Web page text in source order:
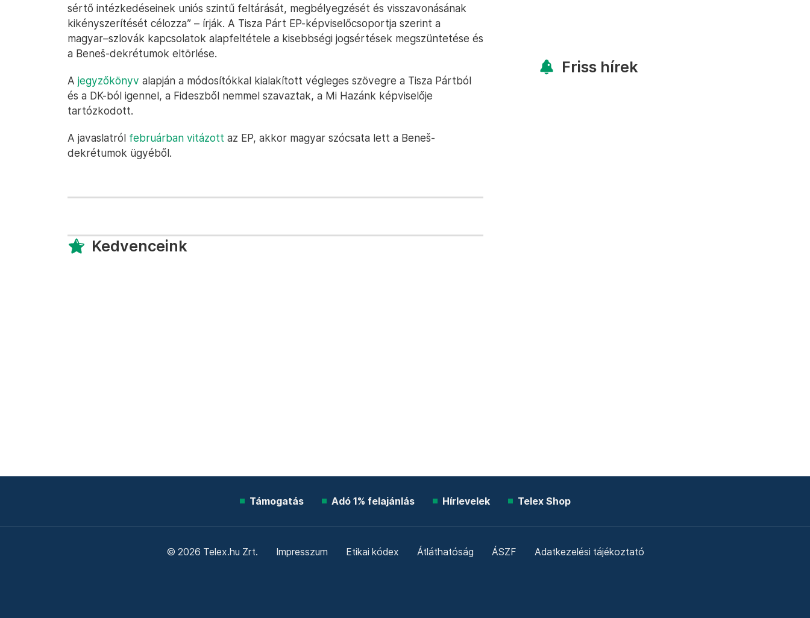
sértő intézkedéseinek uniós szintű feltárását, megbélyegzését és visszavonásának
kikényszerítését célozza” – írják. A Tisza Párt EP-képviselőcsoportja szerint a
magyar–szlovák kapcsolatok alapfeltétele a kisebbségi jogsértések megszüntetése és
a Beneš-dekrétumok eltörlése.
A jegyzőkönyv alapján a módosítókkal kialakított végleges szövegre a Tisza Pártból
és a DK-ból igennel, a Fideszből nemmel szavaztak, a Mi Hazánk képviselője
tartózkodott.
A javaslatról februárban vitázott az EP, akkor magyar szócsata lett a Beneš-
dekrétumok ügyéből.
Kedvenceink
Friss hírek
Támogatás Adó 1% felajánlás Hírlevelek Telex Shop
© 2026 Telex.hu Zrt. Impresszum Etikai kódex Átláthatóság ÁSZF Adatkezelési tájékoztató